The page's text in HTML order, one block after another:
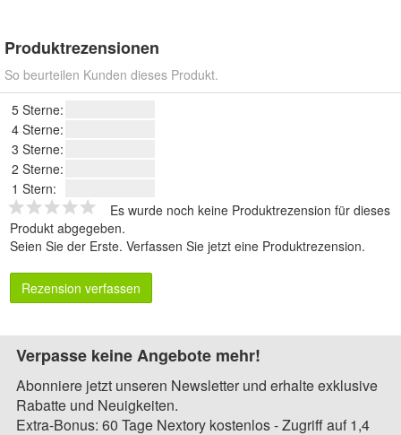
Produktrezensionen
So beurteilen Kunden dieses Produkt.
5 Sterne:
4 Sterne:
3 Sterne:
2 Sterne:
1 Stern:
Es wurde noch keine Produktrezension für dieses
Produkt abgegeben.
Seien Sie der Erste. Verfassen Sie jetzt eine Produktrezension.
Rezension verfassen
Verpasse keine Angebote mehr!
Abonniere jetzt unseren Newsletter und erhalte exklusive
Rabatte und Neuigkeiten.
Extra-Bonus: 60 Tage Nextory kostenlos - Zugriff auf 1,4